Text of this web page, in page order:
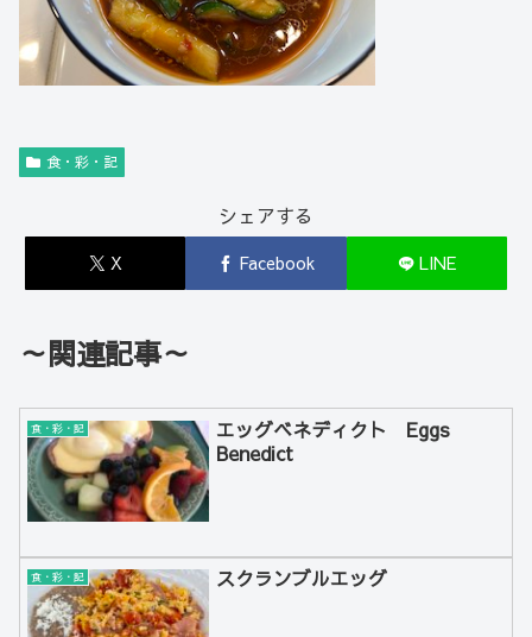
食・彩・記
シェアする
X Facebook LINE
～関連記事～
食・彩・記
エッグベネディクト Eggs
Benedict
食・彩・記 スクランブルエッグ